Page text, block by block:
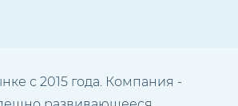
с 2015 года. Компания -